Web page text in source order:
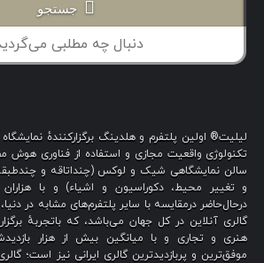
جستجو
لیلیت® اولین پلتفرم و هلدینگ برگزارکنندهٔ نمایشگاه
تکنولوژی واقعیت مجازی و استفاده از فناوری هوش
سالن نمایشگاهی شیک و لوکس (چنداتاقه و
و تغییر محیط، دکوراسیون و اشیاء) و با
درحال‌حاضر درمقایسه با سایر پلتفرم‌های مشابه در
هنری و تجاری و با میانگین بیش از هزار
موفق‌ترین و پربازدیدترین گالری ایرانی نیز است؛